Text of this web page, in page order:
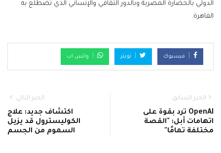
الدولي بالحضارة المصرية وبالدور الثقافي والإنساني الذي تضطلع به
القاهرة.
فيسبوك تويتر واتس اب
الخبر السابق
OpenAI ترد بقوة على
اتهامات أبل: "القصة
مختلفة تمامًا"
الخبر التالي
اكتشاف جديد: علاج
الكوليسترول قد يزيل
السموم من الجسم